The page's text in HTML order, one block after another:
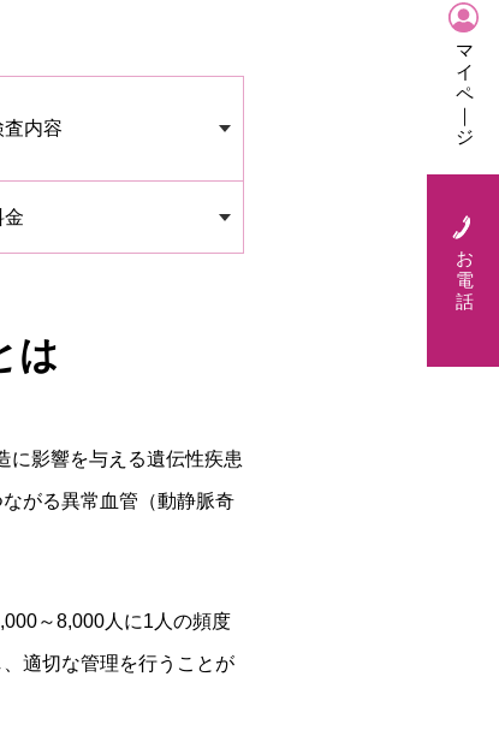
査内容
金
は
に影響を与える遺伝性疾患
がる異常血管（動静脈奇
～8,000人に1人の頻度
適切な管理を行うことが
マ
イ
ペ
｜
ジ
お
電
話